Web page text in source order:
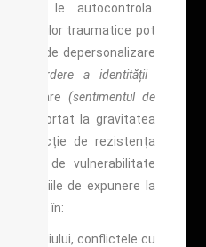
de a le autocontrola.
reacțiilor traumatice pot
stări de depersonalizare
pierdere a identității
(sentimentul de
Raportat la gravitatea
în funcție de rezistența
gradul de vulnerabilitate
situațiile de expunere la
împart în:
mediului, conflictele cu